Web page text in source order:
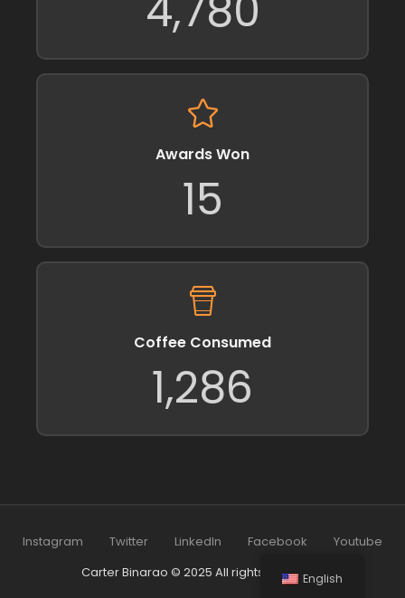
Awards Won
15
Coffee Consumed
1,286
Instagram Twitter LinkedIn Facebook
Youtube
Carter Binarao © 2025 All rights reserved.English